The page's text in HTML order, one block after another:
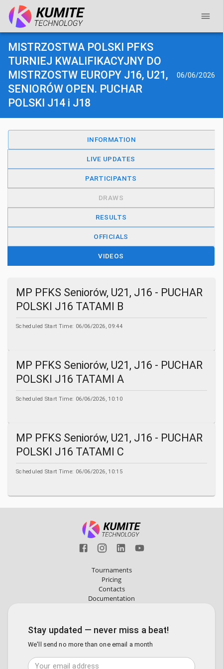
MISTRZOSTWA POLSKI PFKS
TURNIEJ KWALIFIKACYJNY DO
MISTRZOSTW EUROPY J16, U21,
SENIORÓW OPEN. PUCHAR
POLSKI J14 i J18
06/06/2026
INFORMATION
LIVE UPDATES
PARTICIPANTS
DRAWS
RESULTS
OFFICIALS
VIDEOS
MP PFKS Seniorów, U21, J16 - PUCHAR
POLSKI J16 TATAMI B
Scheduled Start Time: 06/06/2026, 09:44
MP PFKS Seniorów, U21, J16 - PUCHAR
POLSKI J16 TATAMI A
Scheduled Start Time: 06/06/2026, 10:10
MP PFKS Seniorów, U21, J16 - PUCHAR
POLSKI J16 TATAMI C
Scheduled Start Time: 06/06/2026, 10:15
Tournaments
Pricing
Contacts
Documentation
Stay updated — never miss a beat!
We'll send no more than one email a month